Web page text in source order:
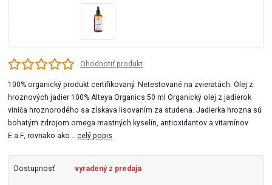
Ohodnotiť produkt
100% organický produkt certifikovaný. Netestované na zvieratách. Olej z
hroznových jadier 100% Alteya Organics 50 ml Organický olej z jadierok
viniča hroznorodého sa získava lisovaním za studena. Jadierka hrozna sú
bohatým zdrojom omega mastných kyselín, antioxidantov a vitamínov
E a F, rovnako ako...celý popis
Dostupnosť vyradený z predaja